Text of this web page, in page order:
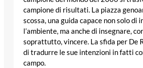
campione di risultati. La piazza
scossa, una guida capace non solo di
l’ambiente, ma anche di insegnare,
soprattutto, vincere. La sfida per De
di tradurre le sue intenzioni in fatti
campo.